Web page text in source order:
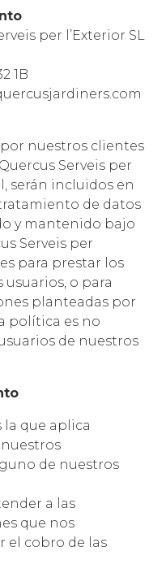
per l’Exterior SL
1B
nuestros clientes
Serveis per
serán incluidos en
de datos
y mantenido bajo
Serveis per
para prestar los
o para
planteadas por
política es no
de nuestros
la que aplica
de nuestros
a las
que nos
el cobro de las